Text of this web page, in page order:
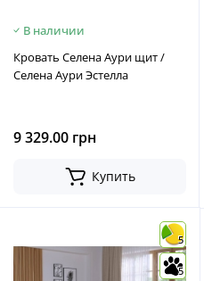
В наличии
Кровать Селена Аури щит /
Селена Аури Эстелла
9 329.00 грн
Купить
5
5